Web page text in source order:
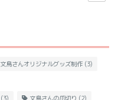
文鳥さんオリジナルグッズ制作 (3)
(3) 文鳥さんの爪切り (2)